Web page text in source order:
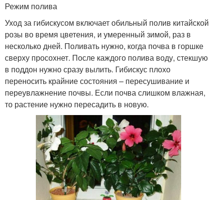
Режим полива
Уход за гибискусом включает обильный полив китайской
розы во время цветения, и умеренный зимой, раз в
несколько дней. Поливать нужно, когда почва в горшке
сверху просохнет. После каждого полива воду, стекшую
в поддон нужно сразу вылить. Гибискус плохо
переносить крайние состояния – пересушивание и
переувлажнение почвы. Если почва слишком влажная,
то растение нужно пересадить в новую.